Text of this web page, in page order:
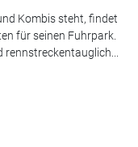
Kombis steht, findet
für seinen Fuhrpark.
rennstreckentauglich...